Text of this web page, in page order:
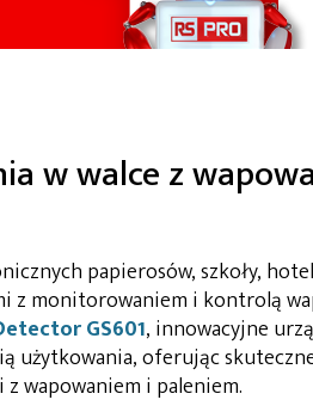
w walce z
papierosów, szkoły,
z monitorowaniem i kontrolą
GS601, innowacyjne
użytkowania, oferując
wapowaniem i paleniem.